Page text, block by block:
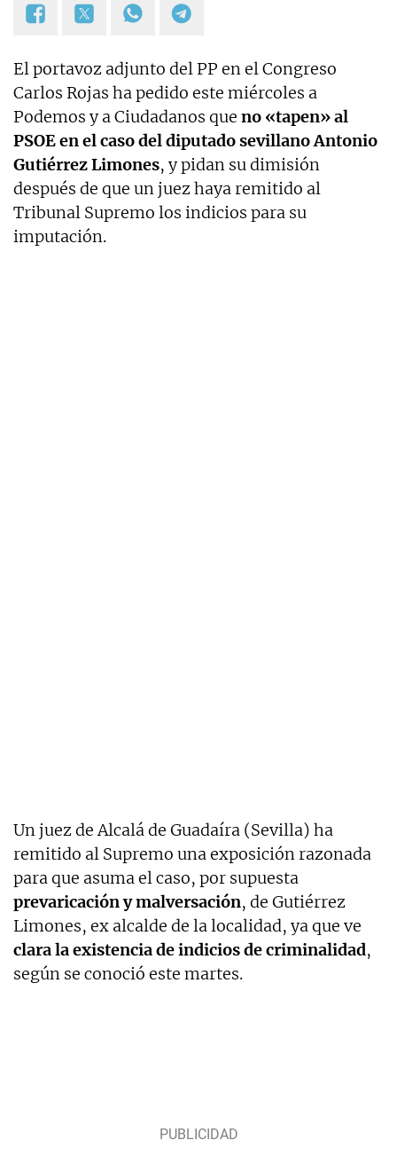
El portavoz adjunto del PP en el Congreso
Carlos Rojas ha pedido este miércoles a
Podemos y a Ciudadanos que no «tapen» al
PSOE en el caso del diputado sevillano Antonio
Gutiérrez Limones, y pidan su dimisión
después de que un juez haya remitido al
Tribunal Supremo los indicios para su
imputación.
Un juez de Alcalá de Guadaíra (Sevilla) ha
remitido al Supremo una exposición razonada
para que asuma el caso, por supuesta
prevaricación y malversación, de Gutiérrez
Limones, ex alcalde de la localidad, ya que ve
clara la existencia de indicios de criminalidad,
según se conoció este martes.